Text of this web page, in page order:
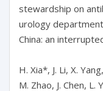
stewardship on
urology
China: an
H. Xia*, J. Li, X.
M. Zhao, J. Chen, L.